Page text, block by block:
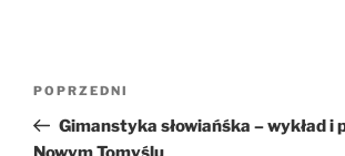
Poprzedni
wpis
POPRZEDNI
Gimanstyka słowiańśka – wykład i